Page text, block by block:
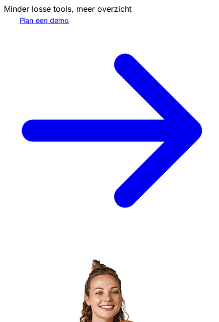
Minder losse tools, meer overzicht
Plan een demo